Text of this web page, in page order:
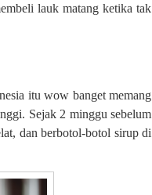
lauk matang ketika tak
itu wow banget memang
Sejak 2 minggu sebelum
dan berbotol-botol sirup di